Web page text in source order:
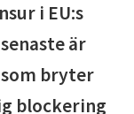
i EU:s
är
bryter
blockering